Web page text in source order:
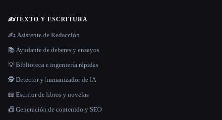
✍️TEXTO Y ESCRITURA
✍️ Asistente de Redacción
📚 Ayudante de deberes y ensayos
💡 Biblioteca e ingeniería rápidas
🕵️ Detector y humanizador de IA
📖 Escritor de libros y novelas
📠 Generación de contenido y SEO